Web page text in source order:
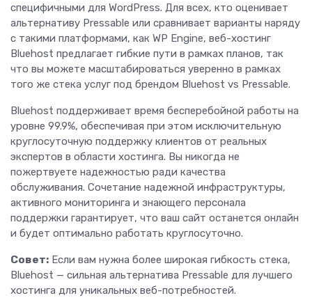
специфичными для WordPress. Для всех, кто оценивает
альтернативу Pressable или сравнивает варианты наряду
с такими платформами, как WP Engine, веб-хостинг
Bluehost предлагает гибкие пути в рамках планов, так
что вы можете масштабироваться уверенно в рамках
того же стека услуг под брендом Bluehost vs Pressable.
Bluehost поддерживает время бесперебойной работы на
уровне 99.9%, обеспечивая при этом исключительную
круглосуточную поддержку клиентов от реальных
экспертов в области хостинга. Вы никогда не
пожертвуете надежностью ради качества
обслуживания. Сочетание надежной инфраструктуры,
активного мониторинга и знающего персонала
поддержки гарантирует, что ваш сайт останется онлайн
и будет оптимально работать круглосуточно.
Совет: Если вам нужна более широкая гибкость стека,
Bluehost — сильная альтернатива Pressable для лучшего
хостинга для уникальных веб-потребностей.